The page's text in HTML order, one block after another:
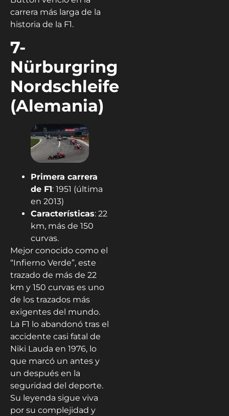
carrera más larga de la
historia de la F1.
7-
Nürburgring
Nordschleife
(Alemania)
Primera carrera
de F1: 1951 (última
en 2013)
Características: 22
km, más de 150
curvas.
Mejor conocido como el
“Infierno Verde”, este
trazado de más de 22
km y 150 curvas es uno
de los trazados más
exigentes del mundo.
La F1 lo abandonó tras el
accidente casi fatal de
Niki Lauda en 1976, lo
que marcó un antes y
un después en la
seguridad del deporte.
Su leyenda sigue viva
por su complejidad y